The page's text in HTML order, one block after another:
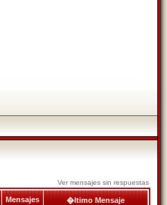
Ver mensajes sin respuestas
Mensajes �ltimo Mensaje